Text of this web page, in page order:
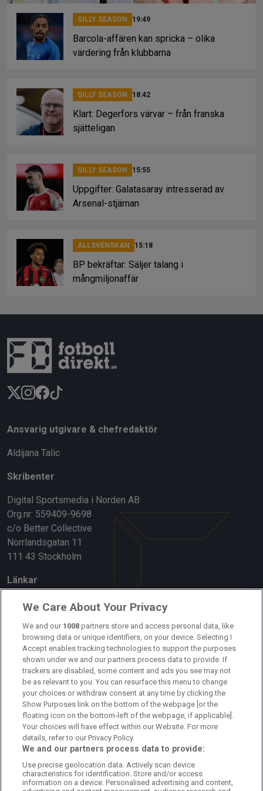
SILLY SEASON 19:49
Barcola-affären kan spricka – olika
värdering från klubbarna
SILLY SEASON 18:42
Klart: Degerfors värvar – från franska
sjätteligan
SILLY SEASON 15:55
Uppgifter: Galatasaray intresserad av
Arsenal-stjärnan
ALLSVENSKAN 15:18
BP bekräftar: Säljer talang i
mångmiljonaffär
Ansvarig utgivare & chefredaktör
Aldijana Talic
Skribenter
Digital Sportsmedia i Norden AB
Org.nr: 559409-9698
c/o Better Collective
Norrlandsgatan 11
111 43 Stockholm
Länkar
Om oss
Kontakta oss
Kundtjänst
Sponsor: Rekatochklart
Annonsera på Fotbolldirekt
Redaktionell policy
Personuppgiftspolicy
Cookiepolicy
We Care About Your Privacy
We and our 1008 partners store and access personal data, like
browsing data or unique identifiers, on your device. Selecting I
Accept enables tracking technologies to support the purposes
shown under we and our partners process data to provide. If
trackers are disabled, some content and ads you see may not
be as relevant to you. You can resurface this menu to change
your choices or withdraw consent at any time by clicking the
Show Purposes link on the bottom of the webpage [or the
floating icon on the bottom-left of the webpage, if applicable].
Your choices will have effect within our Website. For more
details, refer to our Privacy Policy.
We and our partners process data to provide:
Use precise geolocation data. Actively scan device
characteristics for identification. Store and/or access
information on a device. Personalised advertising and content,